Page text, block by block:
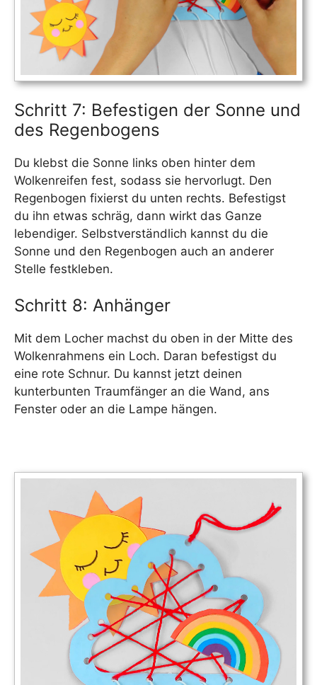
Schritt 7: Befestigen der Sonne und
des Regenbogens
Du klebst die Sonne links oben hinter dem
Wolkenreifen fest, sodass sie hervorlugt. Den
Regenbogen fixierst du unten rechts. Befestigst
du ihn etwas schräg, dann wirkt das Ganze
lebendiger. Selbstverständlich kannst du die
Sonne und den Regenbogen auch an anderer
Stelle festkleben.
Schritt 8: Anhänger
Mit dem Locher machst du oben in der Mitte des
Wolkenrahmens ein Loch. Daran befestigst du
eine rote Schnur. Du kannst jetzt deinen
kunterbunten Traumfänger an die Wand, ans
Fenster oder an die Lampe hängen.